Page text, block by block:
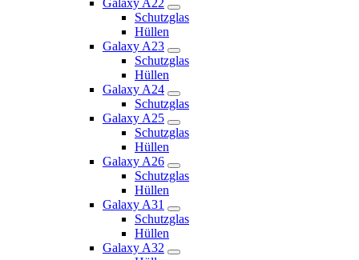
Galaxy A22
Schutzglas
Hüllen
Galaxy A23
Schutzglas
Hüllen
Galaxy A24
Schutzglas
Galaxy A25
Schutzglas
Hüllen
Galaxy A26
Schutzglas
Hüllen
Galaxy A31
Schutzglas
Hüllen
Galaxy A32